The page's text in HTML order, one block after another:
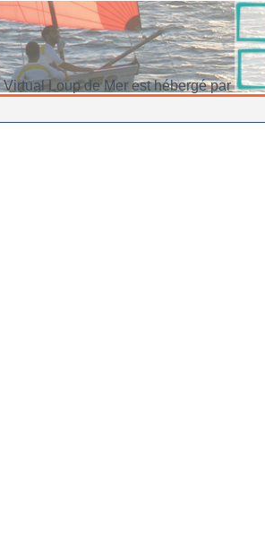
Virtual Loup de Mer est hébergé par